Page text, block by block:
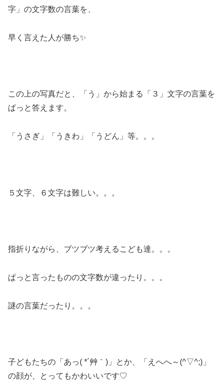
字」の文字数の言葉を、
早く言えた人が勝ち✨
この上の写真だと、「う」から始まる「３」文字の言葉を
ぱっと答えます。
「うさぎ」「うきわ」「うどん」等。。。
５文字、６文字は難しい。。。
指折りながら、ブツブツ考えるこども達。。。
ぱっと言ったものの文字数が違ったり。。。
謎の言葉だったり。。。
子どもたちの「あっ( *´艸｀)」とか、「えへへ～(^▽^;)」
の顔が、とってもかわいいです♡